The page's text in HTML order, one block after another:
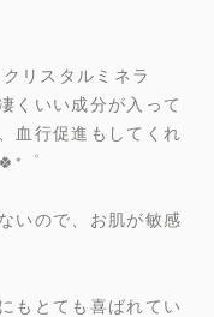
リスタルミネラ
くいい成分が入って
血行促進もしてくれ
゜
いので、お肌が敏感
もとても喜ばれてい